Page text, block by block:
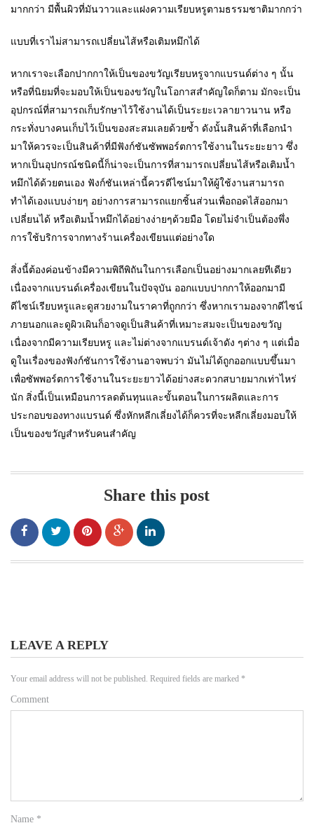
มากกว่า มีพื้นผิวที่มันวาวและแฝงความเรียบหรูตามธรรมชาติมากกว่า
แบบที่เราไม่สามารถเปลี่ยนไส้หรือเติมหมึกได้
หากเราจะเลือกปากกาให้เป็นของขวัญเรียบหรูจากแบรนด์ต่าง ๆ นั้น
หรือที่นิยมที่จะมอบให้เป็นของขวัญในโอกาสสำคัญใดก็ตาม มักจะเป็น
อุปกรณ์ที่สามารถเก็บรักษาไว้ใช้งานได้เป็นระยะเวลายาวนาน หรือ
กระทั่งบางคนเก็บไว้เป็นของสะสมเลยด้วยซ้ำ ดังนั้นสินค้าที่เลือกนำ
มาให้ควรจะเป็นสินค้าที่มีฟังก์ชันซัพพอร์ตการใช้งานในระยะยาว ซึ่ง
หากเป็นอุปกรณ์ชนิดนี้ก็น่าจะเป็นการที่สามารถเปลี่ยนไส้หรือเติมน้ำ
หมึกได้ด้วยตนเอง ฟังก์ชันเหล่านี้ควรดีไซน์มาให้ผู้ใช้งานสามารถ
ทำได้เองแบบง่ายๆ อย่างการสามารถแยกชิ้นส่วนเพื่อถอดไส้ออกมา
เปลี่ยนได้ หรือเติมน้ำหมึกได้อย่างง่ายๆด้วยมือ โดยไม่จำเป็นต้องพึ่ง
การใช้บริการจากทางร้านเครื่องเขียนแต่อย่างใด
สิ่งนี้ต้องค่อนข้างมีความพิถีพิถันในการเลือกเป็นอย่างมากเลยทีเดียว
เนื่องจากแบรนด์เครื่องเขียนในปัจจุบัน ออกแบบปากกาให้ออกมามี
ดีไซน์เรียบหรูและดูสวยงามในราคาที่ถูกกว่า ซึ่งหากเรามองจากดีไซน์
ภายนอกและดูผิวเผินก็อาจดูเป็นสินค้าที่เหมาะสมจะเป็นของขวัญ
เนื่องจากมีความเรียบหรู และไม่ต่างจากแบรนด์เจ้าดัง ๆต่าง ๆ แต่เมื่อ
ดูในเรื่องของฟังก์ชันการใช้งานอาจพบว่า มันไม่ได้ถูกออกแบบขึ้นมา
เพื่อซัพพอร์ตการใช้งานในระยะยาวได้อย่างสะดวกสบายมากเท่าไหร่
นัก สิ่งนี้เป็นเหมือนการลดต้นทุนและขั้นตอนในการผลิตและการ
ประกอบของทางแบรนด์ ซึ่งหักหลีกเลี่ยงได้ก็ควรที่จะหลีกเลี่ยงมอบให้
เป็นของขวัญสำหรับคนสำคัญ
Share this post
LEAVE A REPLY
Your email address will not be published. Required fields are marked *
Comment
Name *